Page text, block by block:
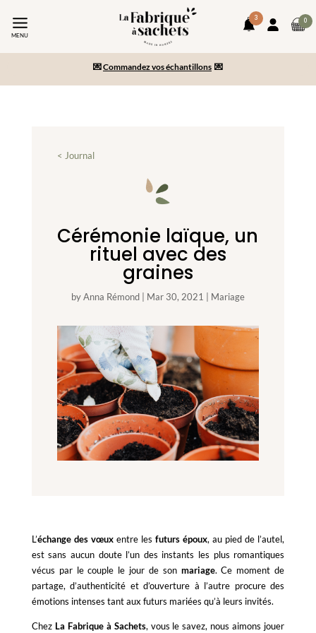
MENU
3
notifications
Mon
0
-10% sur votre commande en vous inscrivant à la newsletter
💌Commandez vos échantillons 💌
Paiement en 2x/3x et livraison gratuite dès 150€ d’achats
< Journal
Cérémonie laïque, un
rituel avec des
graines
byAnna Rémond| Mar 30, 2021 Mariage
L’échange des vœuxentre les futurs époux, au pied de l’autel,
est sans aucun doute l’un des instants les plus romantiques
vécus par le couple le jour de son mariage. Ce moment de
partage, d’authenticité et d’ouverture à l’autre procure des
émotions intenses tant aux futurs mariées qu’à leurs invités.
Chez La Fabrique à Sachets, vous le savez, nous aimons jouer